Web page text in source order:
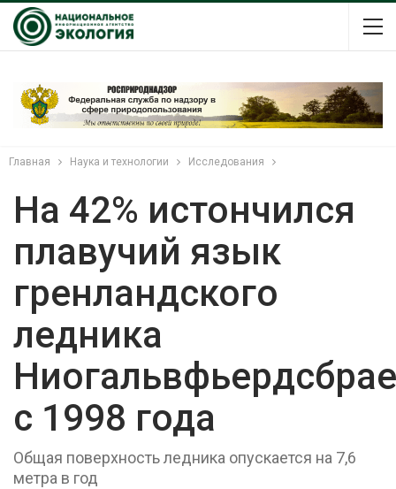
Главная Наука и технологии Исследования
На 42% истончился
плавучий язык
гренландского
ледника
Ниогальвфьердсбрае
с 1998 года
Общая поверхность ледника опускается на 7,6
метра в год